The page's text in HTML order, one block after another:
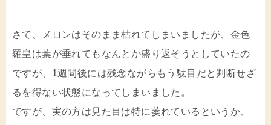
さて、メロンはそのまま枯れてしまいましたが、金色
羅皇は葉が垂れてもなんとか盛り返そうとしていたの
ですが、1週間後には残念ながらもう駄目だと判断せざ
るを得ない状態になってしまいました。
ですが、実の方は見た目は特に萎れているというか、